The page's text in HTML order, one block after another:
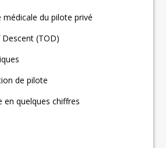
médicale du pilote privé
(TOD)
de pilote
en quelques chiffres